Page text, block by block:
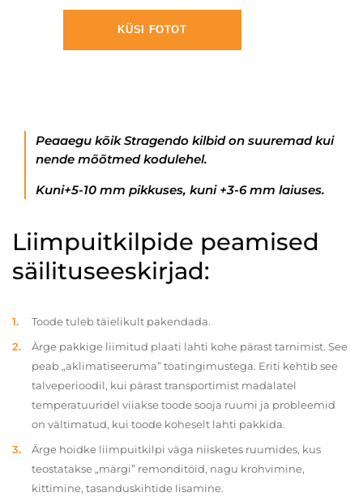
KÜSI FOTOT
Peaaegu kõik Stragendo kilbid on suuremad kui
nende mõõtmed kodulehel.
Kuni+5-10 mm pikkuses, kuni +3-6 mm laiuses.
Liimpuitkilpide peamised
säilituseeskirjad:
Toode tuleb täielikult pakendada.
Ärge pakkige liimitud plaati lahti kohe pärast tarnimist. See
peab „aklimatiseeruma” toatingimustega. Eriti kehtib see
talveperioodil, kui pärast transportimist madalatel
temperatuuridel viiakse toode sooja ruumi ja probleemid
on vältimatud, kui toode koheselt lahti pakkida.
Ärge hoidke liimpuitkilpi väga niisketes ruumides, kus
teostatakse „märgi” remonditöid, nagu krohvimine,
kittimine, tasanduskihtide lisamine.